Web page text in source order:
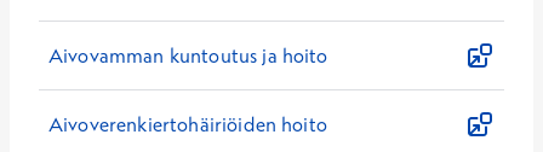
Aivovamman kuntoutus ja hoito
Aivoverenkiertohäiriöiden hoito